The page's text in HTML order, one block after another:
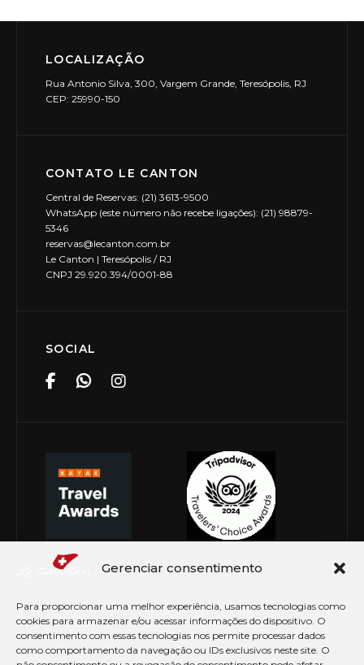
Gerenciar consentimento
Para proporcionar uma melhor experiência, usamos tecnologias como
cookies para armazenar e/ou acessar informações do dispositivo. O
consentimento com essas tecnologias nos permite processar dados
como comportamento da navegação ou IDs exclusivos neste site. O
LOCALIZAÇÃO
Rua Antonio Silva, 300, Vargem Grande, Teresópolis, RJ
CEP: 25990-150
CONTATO LE CANTON
Central de Reservas: (21) 3613-9500
WhatsApp (este número não recebe ligações): (21) 98879-
5346
reservas@lecanton.com.br
Le Canton | Teresópolis / RJ
CNPJ 29.920.394/0001-88
SOCIAL